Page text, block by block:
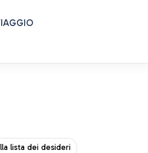
lista dei desideri